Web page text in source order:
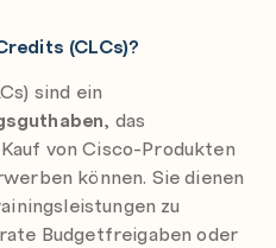
(CLCs)?
sind ein
, das
von Cisco-Produkten
können. Sie dienen
zu
Budgetfreigaben oder